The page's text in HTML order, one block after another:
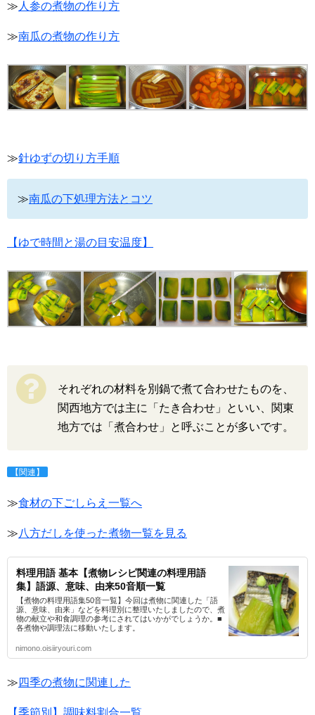
≫ 人参の煮物の作り方
≫南瓜の煮物の作り方
≫針ゆずの切り方手順
≫南瓜の下処理方法とコツ
【ゆで時間と湯の目安温度】
それぞれの材料を別鍋で煮て合わせたものを、
関西地方では主に「たき合わせ」といい、関東
地方では「煮合わせ」と呼ぶことが多いです。
【関連】
≫食材の下ごしらえ一覧へ
≫八方だしを使った煮物一覧を見る
料理用語 基本【煮物レシピ関連の料理用語
集】語源、意味、由来50音順一覧
【煮物の料理用語集50音一覧】今回は煮物に関連した「語
源、意味、由来」などを料理別に整理いたしましたので、煮
物の献立や和食調理の参考にされてはいかがでしょうか。■
各煮物や調理法に移動いたします。
nimono.oisiiryouri.com
≫ 四季の煮物に関連した
【季節別】調味料割合一覧